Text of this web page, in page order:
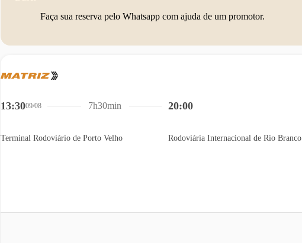
Faça sua reserva pelo Whatsapp com ajuda de um promotor.
13:3009/08
Terminal Rodoviário de Porto Velho
20:00
Rodoviária Internacional de Rio Branco
7h30min